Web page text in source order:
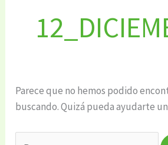
Parece que no hemos podido
buscando. Quizá pueda ayudarte